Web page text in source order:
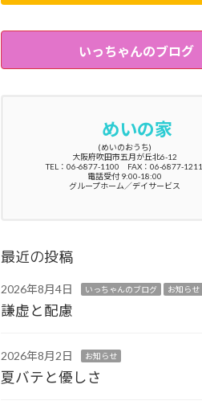
いっちゃんのブログ
めいの家
(めいのおうち)
大阪府吹田市五月が丘北6-12
TEL：06-6877-1100 FAX：06-6877-1211
電話受付 9:00-18:00
グループホーム／デイサービス
最近の投稿
2026年8月4日 いっちゃんのブログ お知らせ
謙虚と配慮
2026年8月2日 お知らせ
夏バテと優しさ